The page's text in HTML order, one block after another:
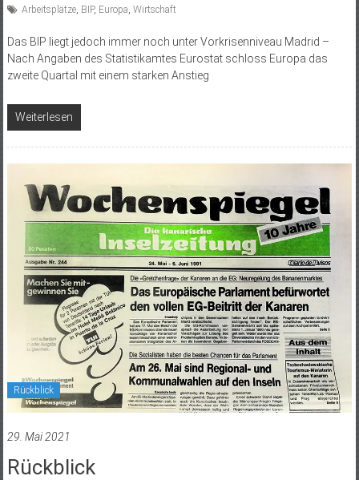
Arbeitsplätze, BIP, Europa, Wirtschaft
Das BIP liegt jedoch immer noch unter Vorkrisenniveau Madrid –
Nach Angaben des Statistikamtes Eurostat schloss Europa das
zweite Quartal mit einem starken Anstieg
Weiterlesen
Rückblick
29. Mai 2021
Rückblick